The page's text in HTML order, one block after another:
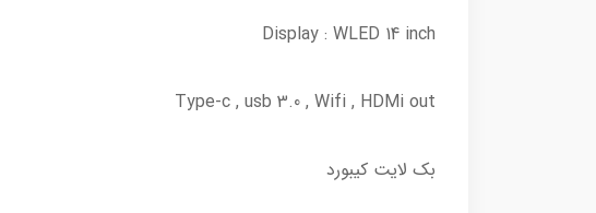
Display : WLED 14 inch
Type-c , usb 3.0 , Wifi , HDMi out
بک لایت کیبورد